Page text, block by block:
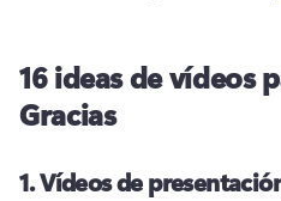
16 ideas de vídeos
Gracias
1.Vídeos de